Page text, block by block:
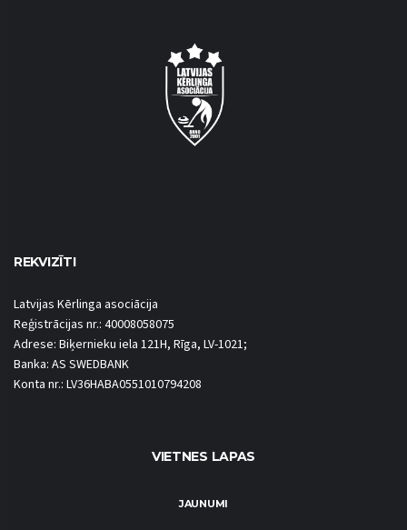
REKVIZĪTI
Latvijas Kērlinga asociācija
Reģistrācijas nr.: 40008058075
Adrese: Biķernieku iela 121H, Rīga, LV-1021;
Banka: AS SWEDBANK
Konta nr.: LV36HABA0551010794208
VIETNES LAPAS
JAUNUMI